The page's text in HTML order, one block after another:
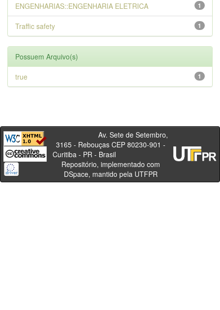
1
ENGENHARIAS::ENGENHARIA ELETRICA
1
Traffic safety
Possuem Arquivo(s)
1
true
Av. Sete de Setembro,
3165 - Rebouças CEP 80230-901 -
Curitiba - PR - Brasil
Repositório, implementado com
DSpace, mantido pela UTFPR